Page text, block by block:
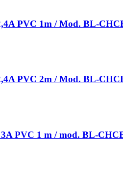
PVC 1m / Mod. BL-
PVC 2m / Mod. BL-
PVC 1 m / mod. BL-